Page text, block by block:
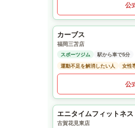
公
カーブス
福岡三苫店
スポーツジム
駅から車で5分
運動不足を解消したい人
女性
公
エニタイムフィットネス
古賀花見東店